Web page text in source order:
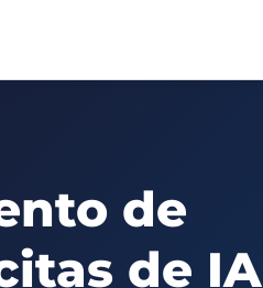
de
de IA